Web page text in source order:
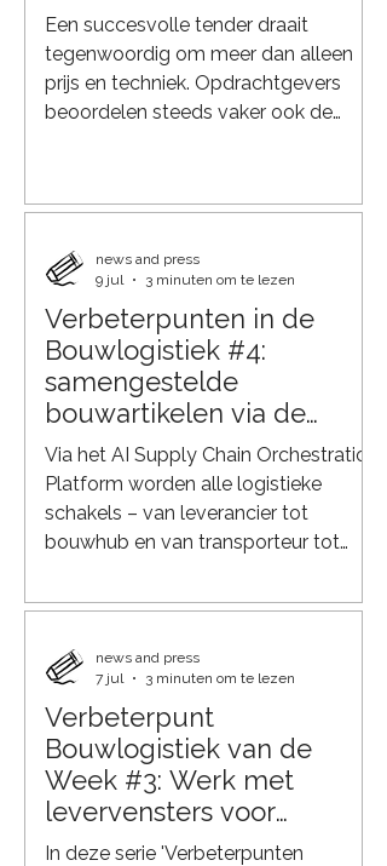
Een succesvolle tender draait
tegenwoordig om meer dan alleen
prijs en techniek. Opdrachtgevers
beoordelen steeds vaker ook de
laat zien dat een project veilig,
uitgevoerd, met minimale impact op
de omgeving. Daarmee is logistiek
uitgegroeid tot een belangrijke
succesfactor bij aanbestedingen.
Meer dan alleen transport Een goed
logistiek plan gaat verder dan het
Verbeterpunten in de
Bouwlogistiek #4:
samengestelde
bouwartikelen via de
bouwhub aangestuurd
door AI
Via het AI Supply Chain Orchestration
Platform worden alle logistieke
schakels – van leverancier tot
bouwhub en van transporteur tot
verbonden. De Q-Hubs fungeren
en consolidatiepunten waar
materialen worden gecontroleerd,
gecombineerd en omgevormd tot
complete bouwkits.
news and press
9 jul
3 minuten om te lezen
Verbeterpunt
Bouwlogistiek van de
Week #3: Werk met
levervensters voor
leveringen
In deze serie 'Verbeterpunten
news and press
7 jul
3 minuten om te lezen